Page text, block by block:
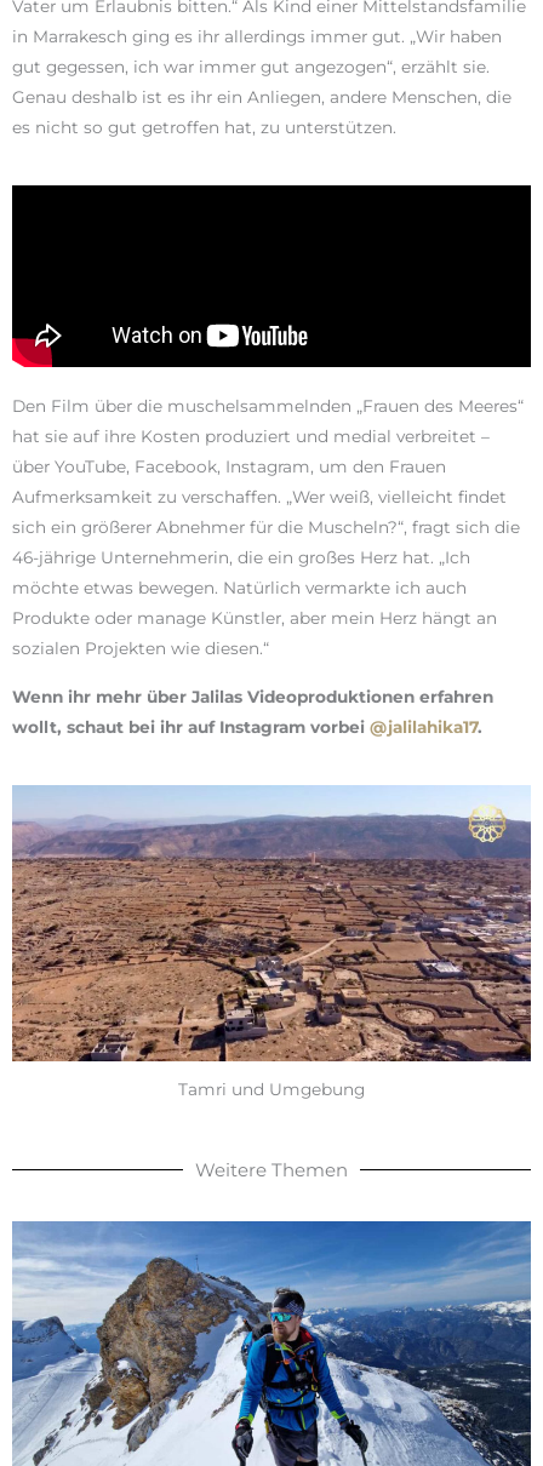
Vater um Erlaubnis bitten.“ Als Kind einer Mittelstandsfamilie
in Marrakesch ging es ihr allerdings immer gut. „Wir haben
gut gegessen, ich war immer gut angezogen“, erzählt sie.
Genau deshalb ist es ihr ein Anliegen, andere Menschen, die
es nicht so gut getroffen hat, zu unterstützen.
Den Film über die muschelsammelnden „Frauen des Meeres“
hat sie auf ihre Kosten produziert und medial verbreitet –
über YouTube, Facebook, Instagram, um den Frauen
Aufmerksamkeit zu verschaffen. „Wer weiß, vielleicht findet
sich ein größerer Abnehmer für die Muscheln?“, fragt sich die
46-jährige Unternehmerin, die ein großes Herz hat. „Ich
möchte etwas bewegen. Natürlich vermarkte ich auch
Produkte oder manage Künstler, aber mein Herz hängt an
sozialen Projekten wie diesen.“
Wenn ihr mehr über Jalilas Videoproduktionen erfahren
wollt, schaut bei ihr auf Instagram vorbei @jalilahika17.
Tamri und Umgebung
Weitere Themen